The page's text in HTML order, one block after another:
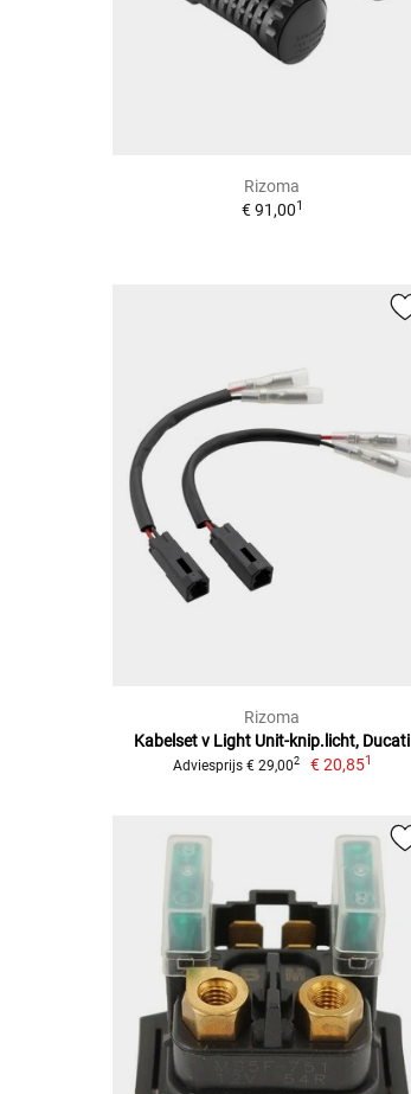
Rizoma
€ 91,001
Rizoma
Kabelset v Light Unit-knip.licht, Ducati
Adviesprijs € 29,002 € 20,851